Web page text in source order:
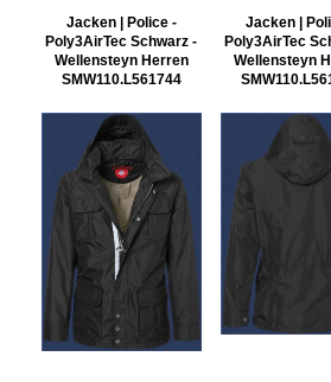
Jacken | Police -
Poly3AirTec Schwarz -
Wellensteyn Herren
SMW110.L561744
Jacken |
Poly3AirTec
Wellensteyn